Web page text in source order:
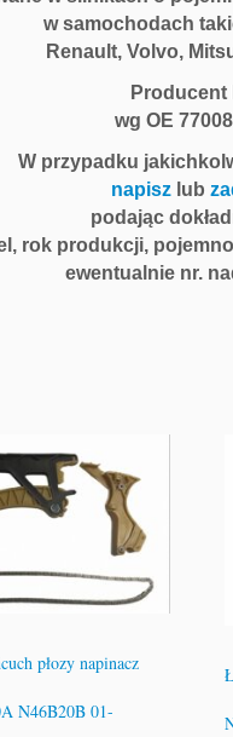
w samochodach
Renault, Volvo,
Producent
wg OE
W przypadku
napiszlub
podając
rok produkcji,
ewentualnie nr.
płozy napinacz
N46B20B 01-